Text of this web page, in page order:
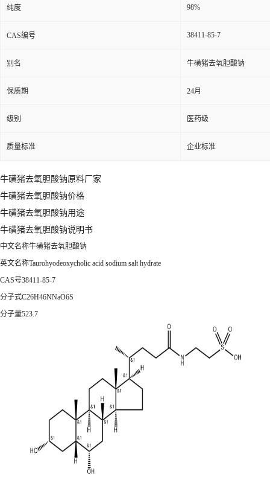
纯度 98%
CAS编号 38411-85-7
别名 牛磺猪去氧胆酸钠
保质期 24月
级别 医药级
质量标准 企业标准
牛磺猪去氧胆酸钠原料厂家
牛磺猪去氧胆酸钠价格
牛磺猪去氧胆酸钠用途
牛磺猪去氧胆酸钠说明书
中文名称牛磺猪去氧胆酸钠
英文名称Taurohyodeoxycholic acid sodium salt hydrate
CAS号38411-85-7
分子式C26H46NNaO6S
分子量523.7